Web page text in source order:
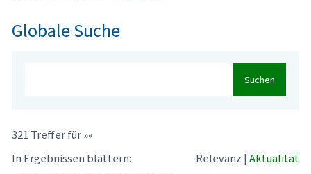
Globale Suche
Suchen
321 Treffer für »«
In Ergebnissen blättern:
Relevanz | Aktualität